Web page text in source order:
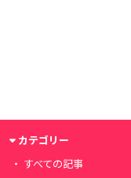
カテゴリー
すべての記事